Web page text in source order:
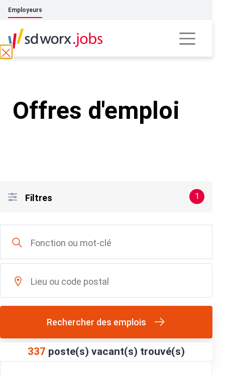
Employeurs
Offres d'emploi
Filtres 1
Rechercher des emplois
337 poste(s) vacant(s) trouvé(s)